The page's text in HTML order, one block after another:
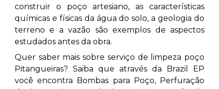
construir o poço artesiano, as características
químicas e físicas da água do solo, a geologia do
terreno e a vazão são exemplos de aspectos
estudados antes da obra.
Quer saber mais sobre serviço de limpeza poço
Pitangueiras? Saiba que através da Brazil EP
você encontra Bombas para Poço, Perfuração